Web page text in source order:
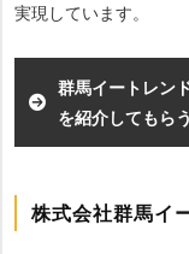
実現しています。
群馬イートレン
を紹介してもらう
株式会社群馬イ